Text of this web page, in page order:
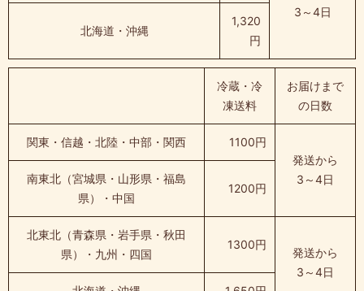
3～4日
北海道・沖縄
1,320
円
冷蔵・冷
凍送料
お届けまで
の日数
関東・信越・北陸・中部・関西
1100円
発送から
3～4日
南東北（宮城県・山形県・福島
県）・中国
1200円
北東北（青森県・岩手県・秋田
県）・九州・四国
1300円
発送から
3～4日